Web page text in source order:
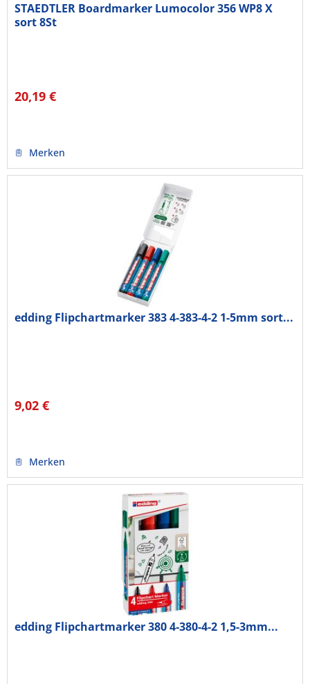
STAEDTLER Boardmarker Lumocolor 356 WP8 X
sort 8St
20,19 €
Merken
edding Flipchartmarker 383 4-383-4-2 1-5mm sort...
9,02 €
Merken
edding Flipchartmarker 380 4-380-4-2 1,5-3mm...